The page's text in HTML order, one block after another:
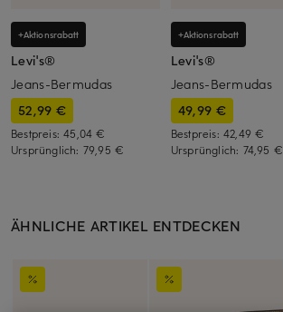
+Aktionsrabatt
Levi's®
Jeans-Bermudas
52,99 €
Bestpreis:45,04 €
Ursprünglich: 79,95 €
+Aktionsrabatt
Levi's®
Jeans-Bermudas
49,99 €
Bestpreis: 42,49 €
Ursprünglich: 74,95 €
ÄHNLICHE ARTIKEL ENTDECKEN